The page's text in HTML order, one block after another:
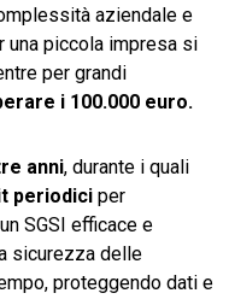
aziendale e
una piccola impresa si
per grandi
i 100.000 euro.
anni, durante i quali
periodici per
SGSI efficace e
sicurezza delle
proteggendo dati e